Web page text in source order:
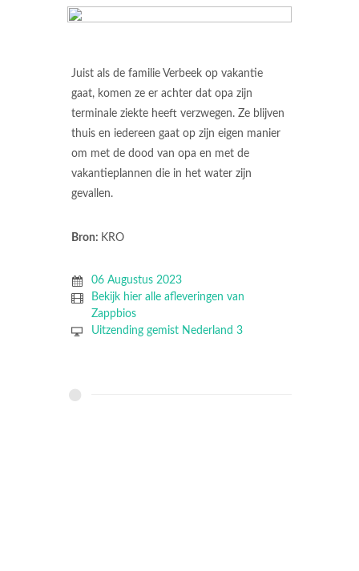
Juist als de familie Verbeek op vakantie
gaat, komen ze er achter dat opa zijn
terminale ziekte heeft verzwegen. Ze blijven
thuis en iedereen gaat op zijn eigen manier
om met de dood van opa en met de
vakantieplannen die in het water zijn
gevallen.
Bron: KRO
06 Augustus 2023
Bekijk hier alle afleveringen van
Zappbios
Uitzending gemist Nederland 3